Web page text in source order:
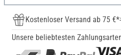
Kostenloser Versand ab 75 €*
Unsere beliebtesten